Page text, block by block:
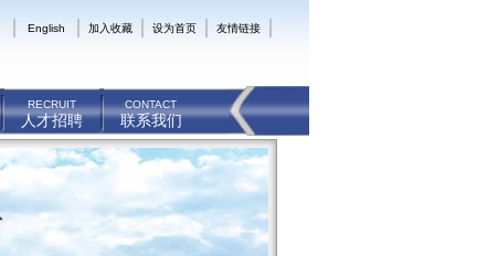
English 加入收藏 设为首页 友情链接
RECRUIT
人才招聘
CONTACT
联系我们